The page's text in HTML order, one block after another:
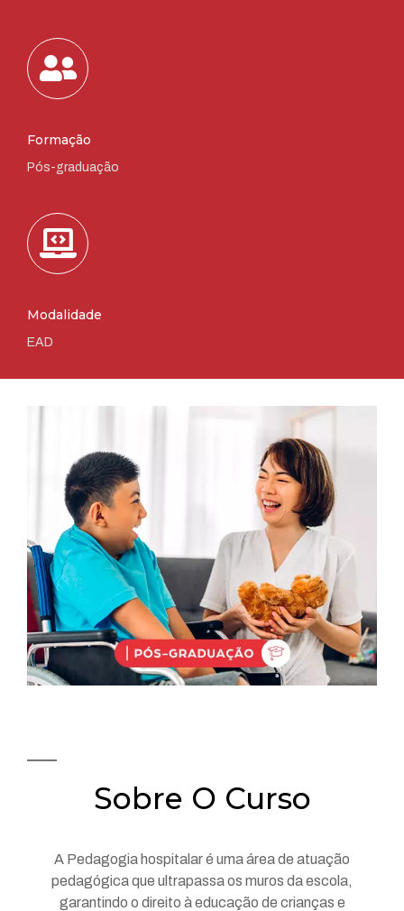
Formação
Pós-graduação
Modalidade
EAD
Sobre O Curso
A Pedagogia hospitalar é uma área de atuação
pedagógica que ultrapassa os muros da escola,
garantindo o direito à educação de crianças e